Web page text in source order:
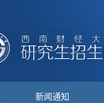
新闻通知